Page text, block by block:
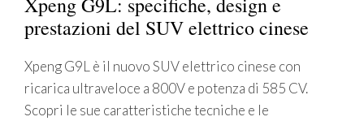
prestazioni del SUV elettrico cinese
Xpeng G9L è il nuovo SUV elettrico cinese con
ricarica ultraveloce a 800V e potenza di 585 CV.
Scopri le sue caratteristiche tecniche e le